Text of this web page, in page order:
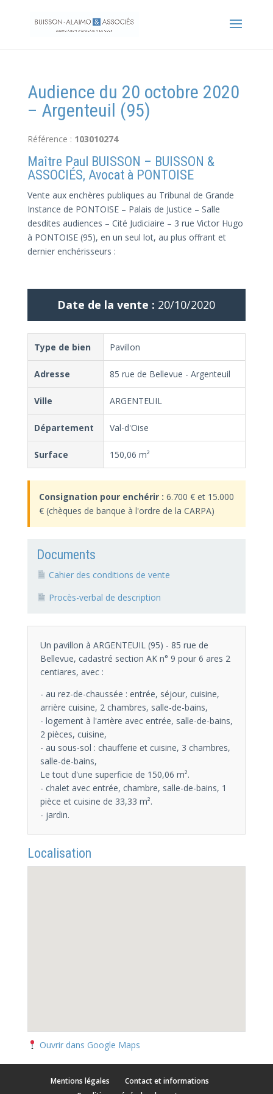
Audience du 20 octobre 2020
– Argenteuil (95)
Référence : 103010274
Maître Paul BUISSON – BUISSON &
ASSOCIÉS, Avocat à PONTOISE
Vente aux enchères publiques au Tribunal de Grande
Instance de PONTOISE – Palais de Justice – Salle
desdites audiences – Cité Judiciaire – 3 rue Victor Hugo
à PONTOISE (95), en un seul lot, au plus offrant et
dernier enchérisseurs :
Date de la vente : 20/10/2020
Type de bien Pavillon
Adresse 85 rue de Bellevue - Argenteuil
Ville ARGENTEUIL
Département Val-d'Oise
Surface 150,06 m²
Consignation pour enchérir : 6.700 € et 15.000
€ (chèques de banque à l'ordre de la CARPA)
Documents
Cahier des conditions de vente
Procès-verbal de description
Un pavillon à ARGENTEUIL (95) - 85 rue de
Bellevue, cadastré section AK n° 9 pour 6 ares 2
centiares, avec :
- au rez-de-chaussée : entrée, séjour, cuisine,
arrière cuisine, 2 chambres, salle-de-bains,
- logement à l'arrière avec entrée, salle-de-bains,
2 pièces, cuisine,
- au sous-sol : chaufferie et cuisine, 3 chambres,
salle-de-bains,
Le tout d'une superficie de 150,06 m².
- chalet avec entrée, chambre, salle-de-bains, 1
pièce et cuisine de 33,33 m².
- jardin.
Localisation
Ouvrir dans Google Maps
Mentions légales
Contact et informations